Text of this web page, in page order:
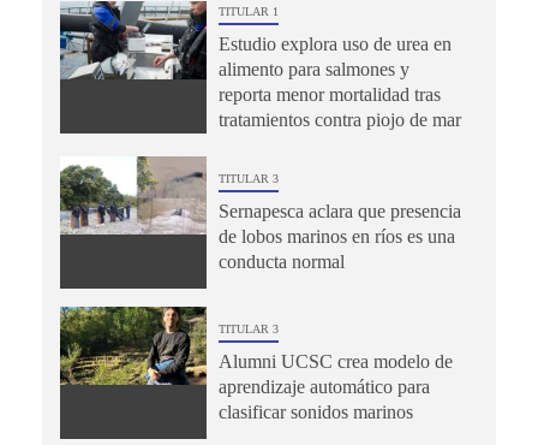
TITULAR 1
Estudio explora uso de urea en
alimento para salmones y
reporta menor mortalidad tras
tratamientos contra piojo de mar
TITULAR 3
Sernapesca aclara que presencia
de lobos marinos en ríos es una
conducta normal
TITULAR 3
Alumni UCSC crea modelo de
aprendizaje automático para
clasificar sonidos marinos